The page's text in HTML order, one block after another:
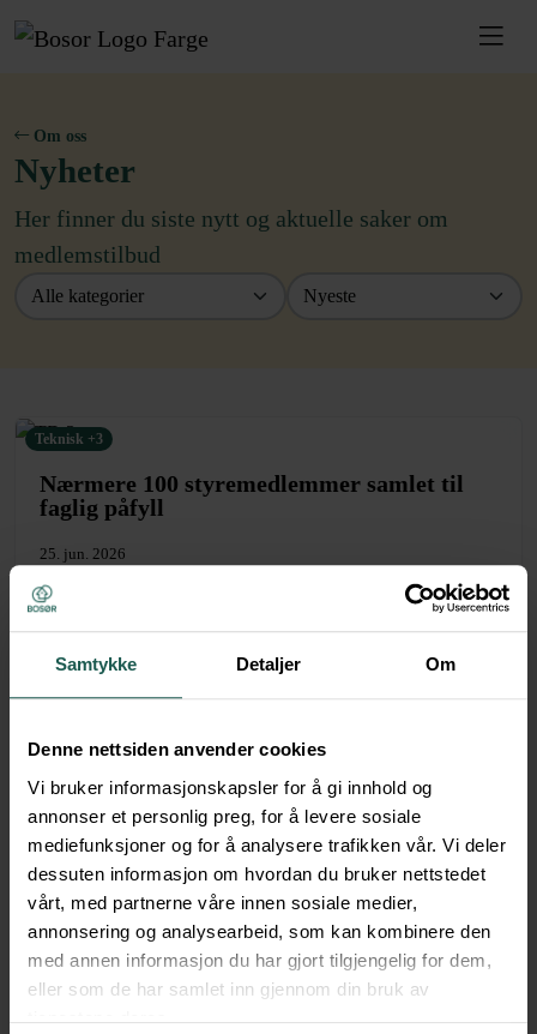
Samtykke Detaljer Om
Denne nettsiden anvender cookies
Vi bruker informasjonskapsler for å gi innhold og
annonser et personlig preg, for å levere sosiale
mediefunksjoner og for å analysere trafikken vår. Vi deler
dessuten informasjon om hvordan du bruker nettstedet
vårt, med partnerne våre innen sosiale medier,
annonsering og analysearbeid, som kan kombinere den
med annen informasjon du har gjort tilgjengelig for dem,
eller som de har samlet inn gjennom din bruk av
tjenestene deres.
Om oss
Nyheter
Her finner du siste nytt og aktuelle saker om
medlemstilbud
Teknisk +3
Nærmere 100 styremedlemmer samlet til
faglig påfyll
25. jun. 2026
Brannsikkerhet, HMS og langsiktige vedlikeholdsplaner sto
på agendaen da Bosør inviterte styrer i borettslag og sameier
til fagkveld på Vertikalen i Lillesand.